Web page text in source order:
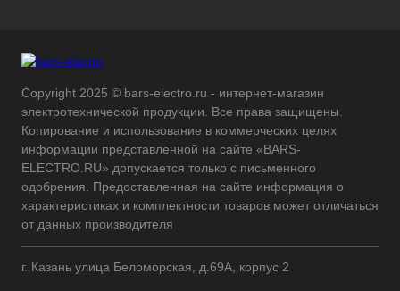
Copyright 2025 © bars-electro.ru - интернет-магазин
электротехнической продукции. Все права защищены.
Копирование и использование в коммерческих целях
информации представленной на сайте «BARS-
ELECTRO.RU» допускается только с письменного
одобрения. Предоставленная на сайте информация о
характеристиках и комплектности товаров может отличаться
от данных производителя
г. Казань улица Беломорская, д.69А, корпус 2